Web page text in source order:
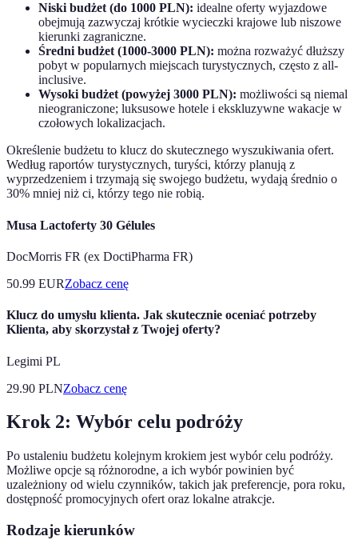
Niski budżet (do 1000 PLN): idealne oferty wyjazdowe
obejmują zazwyczaj krótkie wycieczki krajowe lub niszowe
kierunki zagraniczne.
Średni budżet (1000-3000 PLN): można rozważyć dłuższy
pobyt w popularnych miejscach turystycznych, często z all-
inclusive.
Wysoki budżet (powyżej 3000 PLN): możliwości są niemal
nieograniczone; luksusowe hotele i ekskluzywne wakacje w
czołowych lokalizacjach.
Określenie budżetu to klucz do skutecznego wyszukiwania ofert.
Według raportów turystycznych, turyści, którzy planują z
wyprzedzeniem i trzymają się swojego budżetu, wydają średnio o
30% mniej niż ci, którzy tego nie robią.
Musa Lactoferty 30 Gélules
DocMorris FR (ex DoctiPharma FR)
50.99 EURZobacz cenę
Klucz do umysłu klienta. Jak skutecznie oceniać potrzeby
Klienta, aby skorzystał z Twojej oferty?
Legimi PL
29.90 PLNZobacz cenę
Krok 2: Wybór celu podróży
Po ustaleniu budżetu kolejnym krokiem jest wybór celu podróży.
Możliwe opcje są różnorodne, a ich wybór powinien być
uzależniony od wielu czynników, takich jak preferencje, pora roku,
dostępność promocyjnych ofert oraz lokalne atrakcje.
Rodzaje kierunków